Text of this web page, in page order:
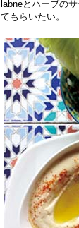
labneとハーブの
てもらいたい。